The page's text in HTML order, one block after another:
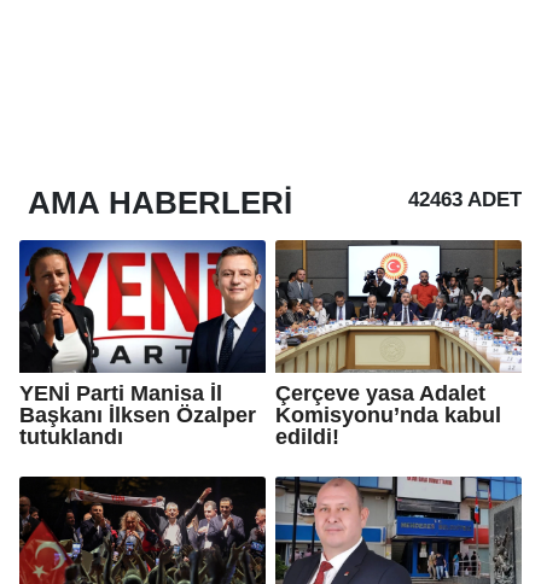
AMA HABERLERI 42463 ADET
YENİ Parti Manisa İl
Başkanı İlksen Özalper
tutuklandı
Çerçeve yasa Adalet
Komisyonu’nda kabul
edildi!